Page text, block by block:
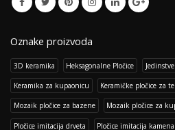
Oznake proizvoda
3D keramika Heksagonalne Pločice
Keramika za kupaonicu Keramičke pločice za
Mozaik pločice za bazene Mozaik pločice za
Pločice imitacija drveta Pločice imitacija kamena